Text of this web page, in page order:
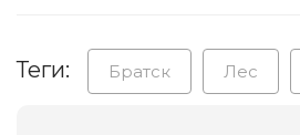
Теги: Братск Лес